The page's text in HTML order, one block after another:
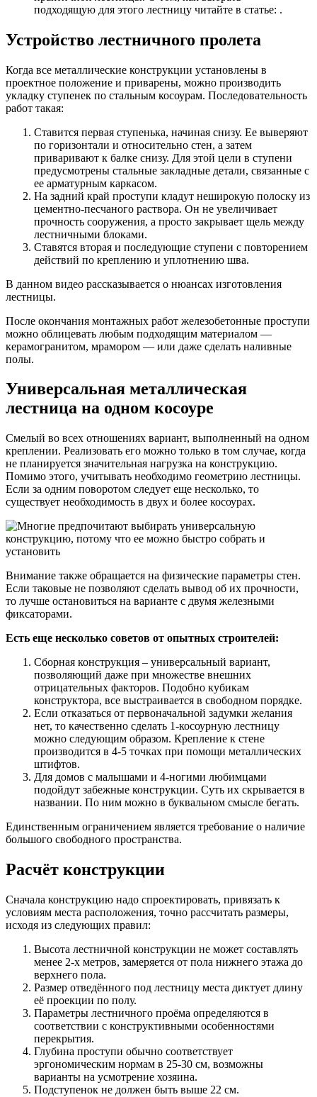
подходящую для этого лестницу читайте в статье: .
Устройство лестничного пролета
Когда все металлические конструкции установлены в
проектное положение и приварены, можно производить
укладку ступенек по стальным косоурам. Последовательность
работ такая:
Ставится первая ступенька, начиная снизу. Ее выверяют
по горизонтали и относительно стен, а затем
приваривают к балке снизу. Для этой цели в ступени
предусмотрены стальные закладные детали, связанные с
ее арматурным каркасом.
На задний край проступи кладут неширокую полоску из
цементно-песчаного раствора. Он не увеличивает
прочность сооружения, а просто закрывает щель между
лестничными блоками.
Ставятся вторая и последующие ступени с повторением
действий по креплению и уплотнению шва.
В данном видео рассказывается о нюансах изготовления
лестницы.
После окончания монтажных работ железобетонные проступи
можно облицевать любым подходящим материалом —
керамогранитом, мрамором — или даже сделать наливные
полы.
Универсальная металлическая
лестница на одном косоуре
Смелый во всех отношениях вариант, выполненный на одном
креплении. Реализовать его можно только в том случае, когда
не планируется значительная нагрузка на конструкцию.
Помимо этого, учитывать необходимо геометрию лестницы.
Если за одним поворотом следует еще несколько, то
существует необходимость в двух и более косоурах.
Внимание также обращается на физические параметры стен.
Если таковые не позволяют сделать вывод об их прочности,
то лучше остановиться на варианте с двумя железными
фиксаторами.
Есть еще несколько советов от опытных строителей:
Сборная конструкция – универсальный вариант,
позволяющий даже при множестве внешних
отрицательных факторов. Подобно кубикам
конструктора, все выстраивается в свободном порядке.
Если отказаться от первоначальной задумки желания
нет, то качественно сделать 1-косоурную лестницу
можно следующим образом. Крепление к стене
производится в 4-5 точках при помощи металлических
штифтов.
Для домов с малышами и 4-ногими любимцами
подойдут забежные конструкции. Суть их скрывается в
названии. По ним можно в буквальном смысле бегать.
Единственным ограничением является требование о наличие
большого свободного пространства.
Расчёт конструкции
Сначала конструкцию надо спроектировать, привязать к
условиям места расположения, точно рассчитать размеры,
исходя из следующих правил:
Высота лестничной конструкции не может составлять
менее 2-х метров, замеряется от пола нижнего этажа до
верхнего пола.
Размер отведённого под лестницу места диктует длину
её проекции по полу.
Параметры лестничного проёма определяются в
соответствии с конструктивными особенностями
перекрытия.
Глубина проступи обычно соответствует
эргономическим нормам в 25-30 см, возможны
варианты на усмотрение хозяина.
Подступенок не должен быть выше 22 см.